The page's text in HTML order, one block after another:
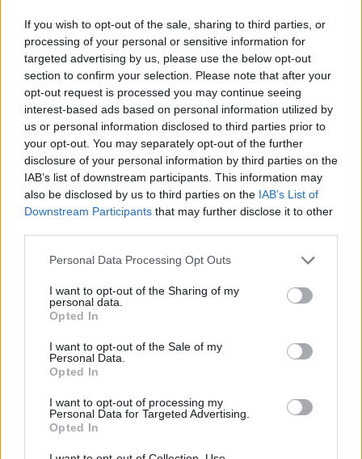
If you wish to opt-out of the sale, sharing to third parties, or
processing of your personal or sensitive information for
targeted advertising by us, please use the below opt-out
section to confirm your selection. Please note that after your
opt-out request is processed you may continue seeing
interest-based ads based on personal information utilized by
us or personal information disclosed to third parties prior to
your opt-out. You may separately opt-out of the further
disclosure of your personal information by third parties on the
IAB’s list of downstream participants. This information may
also be disclosed by us to third parties on the IAB’s List of
Downstream Participants that may further disclose it to other
Personal Data Processing Opt Outs
I want to opt-out of the Sharing of my
personal data.
Opted In
I want to opt-out of the Sale of my
Personal Data.
Opted In
I want to opt-out of processing my
Personal Data for Targeted Advertising.
Opted In
PREMIUM
Upp till 44 grader väntas i
veckan i Grekland
För tredje gången den här sommaren slår en
temperaturer som kan nå upp till 44 grader från
tisdag. Populära resmål som Aten och
Thessaloniki berörs – och Akropolis kan återigen
ANNONS